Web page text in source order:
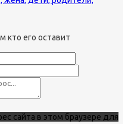
кто его оставит
сайта в этом браузере для